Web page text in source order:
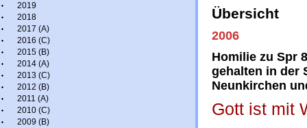
2019
2018
2017 (A)
2016 (C)
2015 (B)
2014 (A)
2013 (C)
2012 (B)
2011 (A)
2010 (C)
2009 (B)
Übersicht
2006
Homilie zu Spr
gehalten in der
Neunkirchen
Gott ist mit